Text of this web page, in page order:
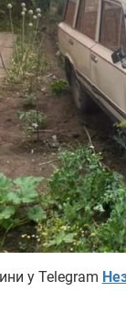
у Telegram